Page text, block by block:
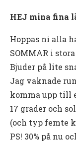
HEJ mina fina
Hoppas ni alla
SOMMAR i
Bjuder på lite
Jag vaknade
komma upp till
17 grader och
(och typ femte
PS! 30% på nu